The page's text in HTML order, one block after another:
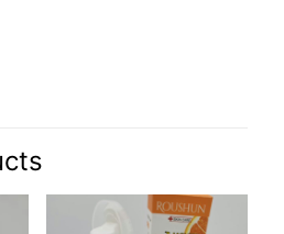
Tache Lot 3 – Lait,
be published. Required fields are